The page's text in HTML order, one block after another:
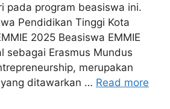
pada program beasiswa ini.
Pendidikan Tinggi Kota
2025 Beasiswa EMMIE
sebagai Erasmus Mundus
merupakan
ditawarkan … Read more